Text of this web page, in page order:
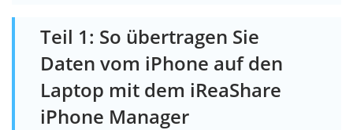
Teil 1: So übertragen Sie
Daten vom iPhone auf den
Laptop mit dem iReaShare
iPhone Manager